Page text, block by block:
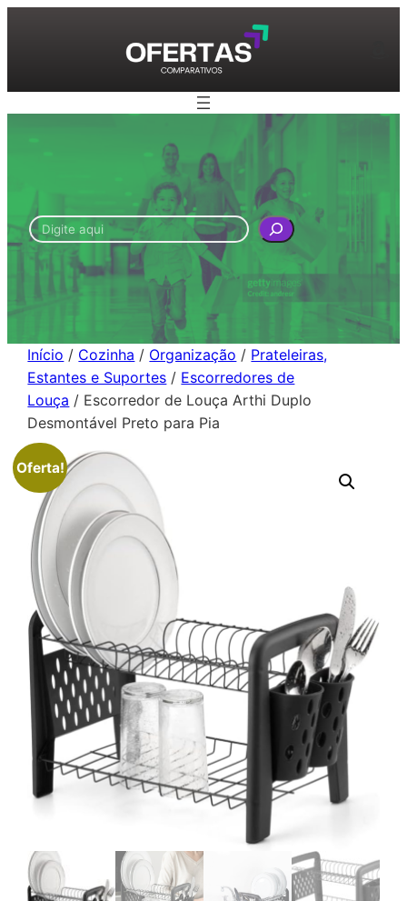
conteúdo
Pesquisar
Início / Cozinha / Organização / Prateleiras,
Estantes e Suportes / Escorredores de
Louça / Escorredor de Louça Arthi Duplo
Desmontável Preto para Pia
Oferta!